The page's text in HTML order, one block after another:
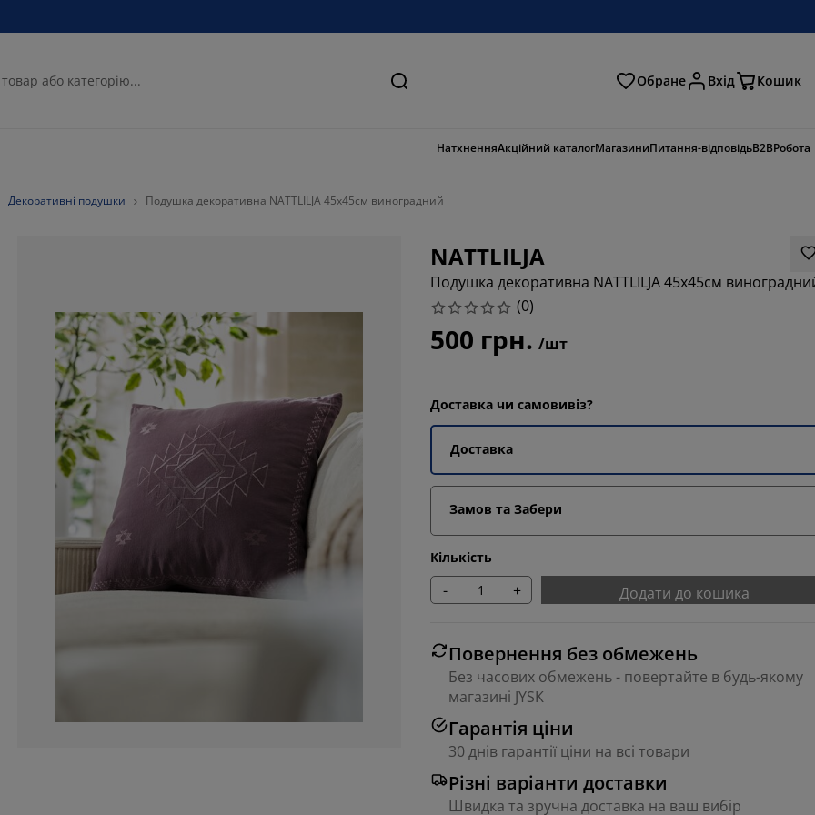
Пошук Обране Вхід Кошик
НатхненняАкційний каталогМагазиниПитання-відповідьB2BРобота
Декоративні подушки Подушка декоративна NATTLILJA 45x45см виноградний
NATTLILJA
Подушка декоративна NATTLILJA 45x45см
(0)
500 грн. /шт
Доставка чи самовивіз?
Доставка
Замов та Забери
Кількість
- + Додати до кошика
Повернення без обмежень
Без часових обмежень - повертайте в будь-якому
магазині JYSK
Гарантія ціни
30 днів гарантії ціни на всі товари
Різні варіанти доставки
Швидка та зручна доставка на ваш вибір